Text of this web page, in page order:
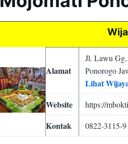
Alamat
Jl. Lawu
Ponorogo
Lihat
Website
https://
Kontak 0822-3115-